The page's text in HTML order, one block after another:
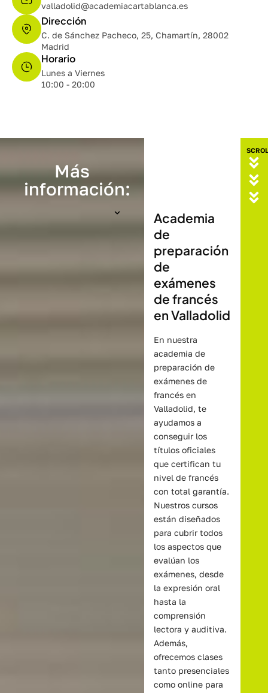
valladolid@academiacartablanca.es
Dirección
C. de Sánchez Pacheco, 25, Chamartín, 28002
Madrid
Horario
Lunes a Viernes
10:00 - 20:00
Más
información:
Academia
de
preparación
de
exámenes
de francés
en Valladolid
En nuestra
academia de
preparación de
exámenes de
francés en
Valladolid, te
ayudamos a
conseguir los
títulos oficiales
que certifican tu
nivel de francés
con total garantía.
Nuestros cursos
están diseñados
para cubrir todos
los aspectos que
evalúan los
exámenes, desde
la expresión oral
hasta la
comprensión
lectora y auditiva.
Además,
ofrecemos clases
tanto presenciales
como online para